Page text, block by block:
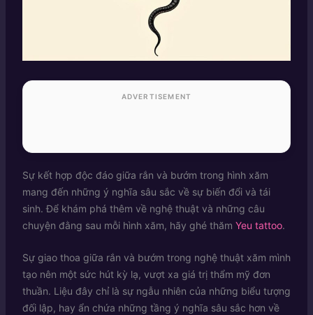
ADVERTISEMENT
Sự kết hợp độc đáo giữa rắn và bướm trong hình xăm
mang đến những ý nghĩa sâu sắc về sự biến đổi và tái
sinh. Để khám phá thêm về nghệ thuật và những câu
chuyện đằng sau mỗi hình xăm, hãy ghé thăm Yeu tattoo.
Sự giao thoa giữa rắn và bướm trong nghệ thuật xăm mình
tạo nên một sức hút kỳ lạ, vượt xa giá trị thẩm mỹ đơn
thuần. Liệu đây chỉ là sự ngẫu nhiên của những biểu tượng
đối lập, hay ẩn chứa những tầng ý nghĩa sâu sắc hơn về